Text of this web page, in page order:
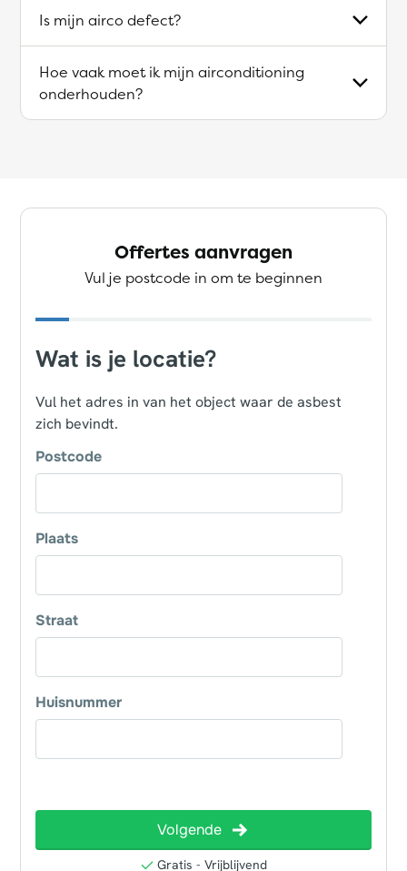
Is mijn airco defect?
Hoe vaak moet ik mijn airconditioning
onderhouden?
Offertes aanvragen
Vul je postcode in om te beginnen